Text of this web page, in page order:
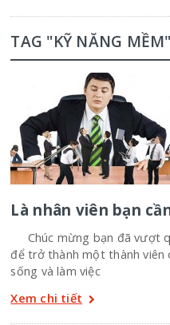
TAG "KỸ NĂNG MỀM"
Là nhân viên bạn
Chúc mừng bạn đã vượt
để trở thành một thành viên
sống và làm việc
Xem chi tiết